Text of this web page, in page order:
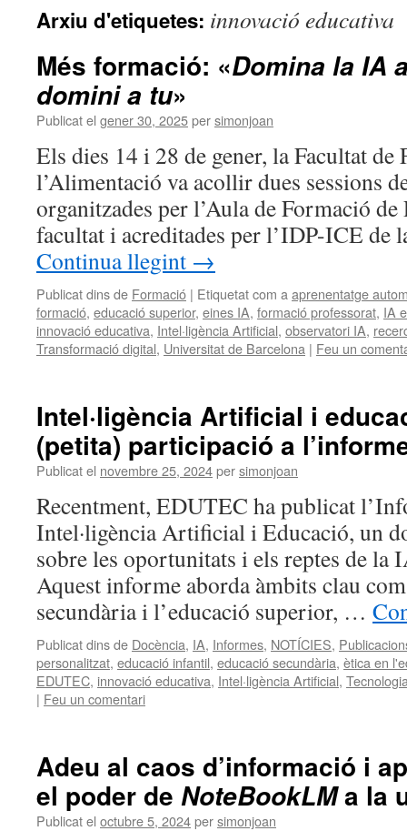
Arxiu d'etiquetes: innovació educativa
Més formació: «Domina la IA
domini a tu»
Publicat el gener 30, 2025persimonjoan
Els dies 14 i 28 de gener, la Facultat de
l’Alimentació va acollir dues sessions
organitzades per l’Aula de Formació de
facultat i acreditades per l’IDP-ICE
Continua llegint →
Publicat dins de Formació | Etiquetat com a aprenentatge
formació, educació superior, eines IA, formació professorat, IA
innovació educativa, Intel·ligència Artificial, observatori IA,
Transformació digital, Universitat de Barcelona | Feu un
Intel·ligència Artificial i
(petita) participació a
Publicat el novembre 25, 2024persimonjoan
Recentment, EDUTEC ha publicat
Intel·ligència Artificial i Educació, un
sobre les oportunitats i els reptes de la
Aquest informe aborda àmbits clau
secundària i l’educació superior, …
Publicat dins de Docència, IA, Informes, NOTÍCIES,
personalitzat, educació infantil, educació secundària, ètica en
EDUTEC, innovació educativa, Intel·ligència Artificial,
| Feu un comentari
Adeu al caos d’informació i
el poder de NoteBookLMa la
Publicat el octubre 5, 2024persimonjoan